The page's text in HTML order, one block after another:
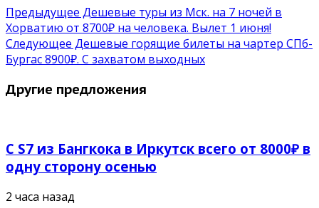
Предыдущее Дешевые туры из Мск. на 7 ночей в
Хорватию от 8700₽ на человека. Вылет 1 июня!
Следующее Дешевые горящие билеты на чартер СПб-
Бургас 8900₽. С захватом выходных
Другие предложения
С S7 из Бангкока в Иркутск всего от 8000₽ в
одну сторону осенью
2 часа назад